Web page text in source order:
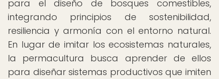
para el diseño de bosques comestibles,
integrando principios de sostenibilidad,
resiliencia y armonía con el entorno natural.
En lugar de imitar los ecosistemas naturales,
la permacultura busca aprender de ellos
para diseñar sistemas productivos que imiten